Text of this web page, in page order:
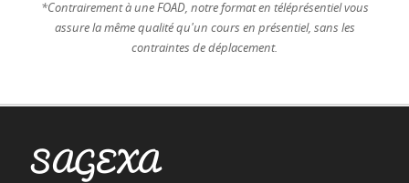
*Contrairement à une FOAD, notre format en téléprésentiel vous
assure la même qualité qu'un cours en présentiel, sans les
contraintes de déplacement.
SAGEXA